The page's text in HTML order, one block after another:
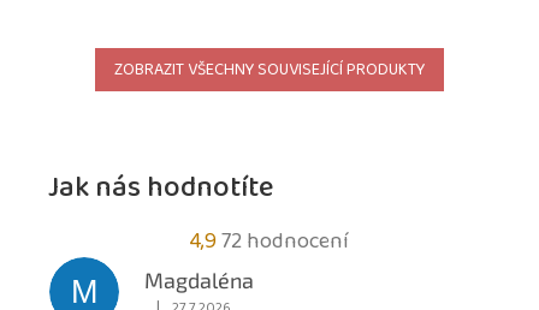
ZOBRAZIT VŠECHNY SOUVISEJÍCÍ PRODUKTY
Jak nás hodnotíte
4,9Průměrné
hodnocení
obchodu
72 hodnocení
M
Magdaléna